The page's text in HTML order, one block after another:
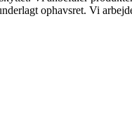
ophavsret. Vi